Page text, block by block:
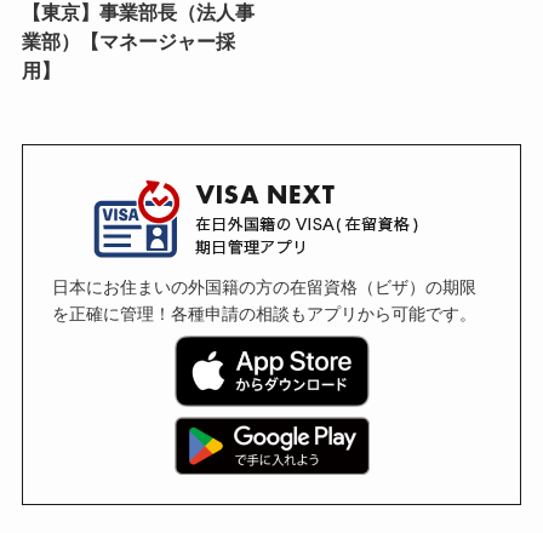
【東京】事業部長（法人事
業部）【マネージャー採
用】
日本にお住まいの外国籍の方の在留資格（ビザ）の期限
を正確に管理！各種申請の相談もアプリから可能です。